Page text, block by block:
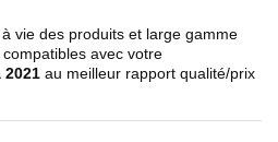
vie des produits et large gamme
avec votre
2021 au meilleur rapport qualité/prix